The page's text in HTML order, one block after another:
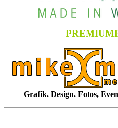
Grafik. Design. Fotos,